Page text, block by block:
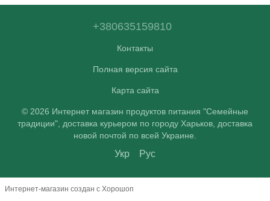
+380635159810
Контакты
Полная версия сайта
Карта сайта
© 2026 Интернет магазин продуктов питания "Семейные
традиции", доставка курьером по городу Харьков, доставка
новой почтой по всей Украине.
Укр Рус
Интернет-магазин создан с Хорошоп